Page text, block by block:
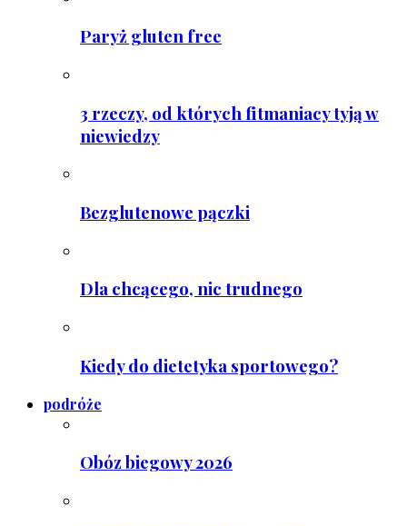
Paryż gluten free
3 rzeczy, od których fitmaniacy tyją w
niewiedzy
Bezglutenowe pączki
Dla chcącego, nic trudnego
Kiedy do dietetyka sportowego?
podróże
Obóz biegowy 2026